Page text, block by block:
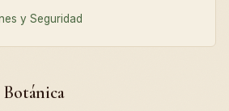
y Seguridad